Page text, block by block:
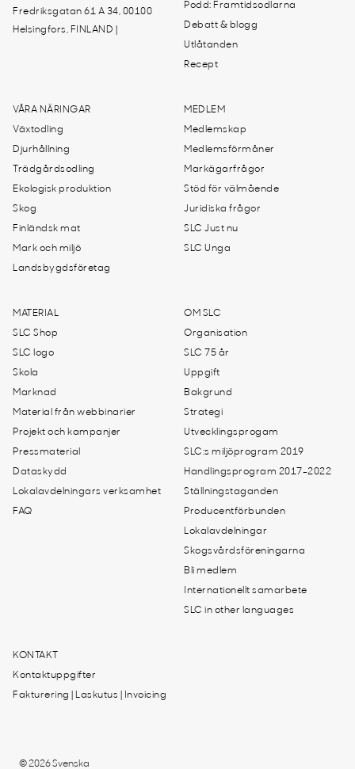
Fredriksgatan 61 A 34, 00100
Helsingfors, FINLAND |
Podd: Framtidsodlarna
Debatt & blogg
Utlåtanden
Recept
VÅRA NÄRINGAR
Växtodling
Djurhållning
Trädgårdsodling
Ekologisk produktion
Skog
Finländsk mat
Mark och miljö
Landsbygdsföretag
MEDLEM
Medlemskap
Medlemsförmåner
Markägarfrågor
Stöd för välmående
Juridiska frågor
SLC Just nu
SLC Unga
MATERIAL
SLC Shop
SLC logo
Skola
Marknad
Material från webbinarier
Projekt och kampanjer
Pressmaterial
Dataskydd
Lokalavdelningars verksamhet
FAQ
OM SLC
Organisation
SLC 75 år
Uppgift
Bakgrund
Strategi
Utvecklingsprogam
SLC:s miljöprogram 2019
Handlingsprogram 2017-2022
Ställningstaganden
Producentförbunden
Lokalavdelningar
Skogsvårdsföreningarna
Bli medlem
Internationellt samarbete
SLC in other languages
KONTAKT
Kontaktuppgifter
Fakturering | Laskutus | Invoicing
© 2026 Svenska